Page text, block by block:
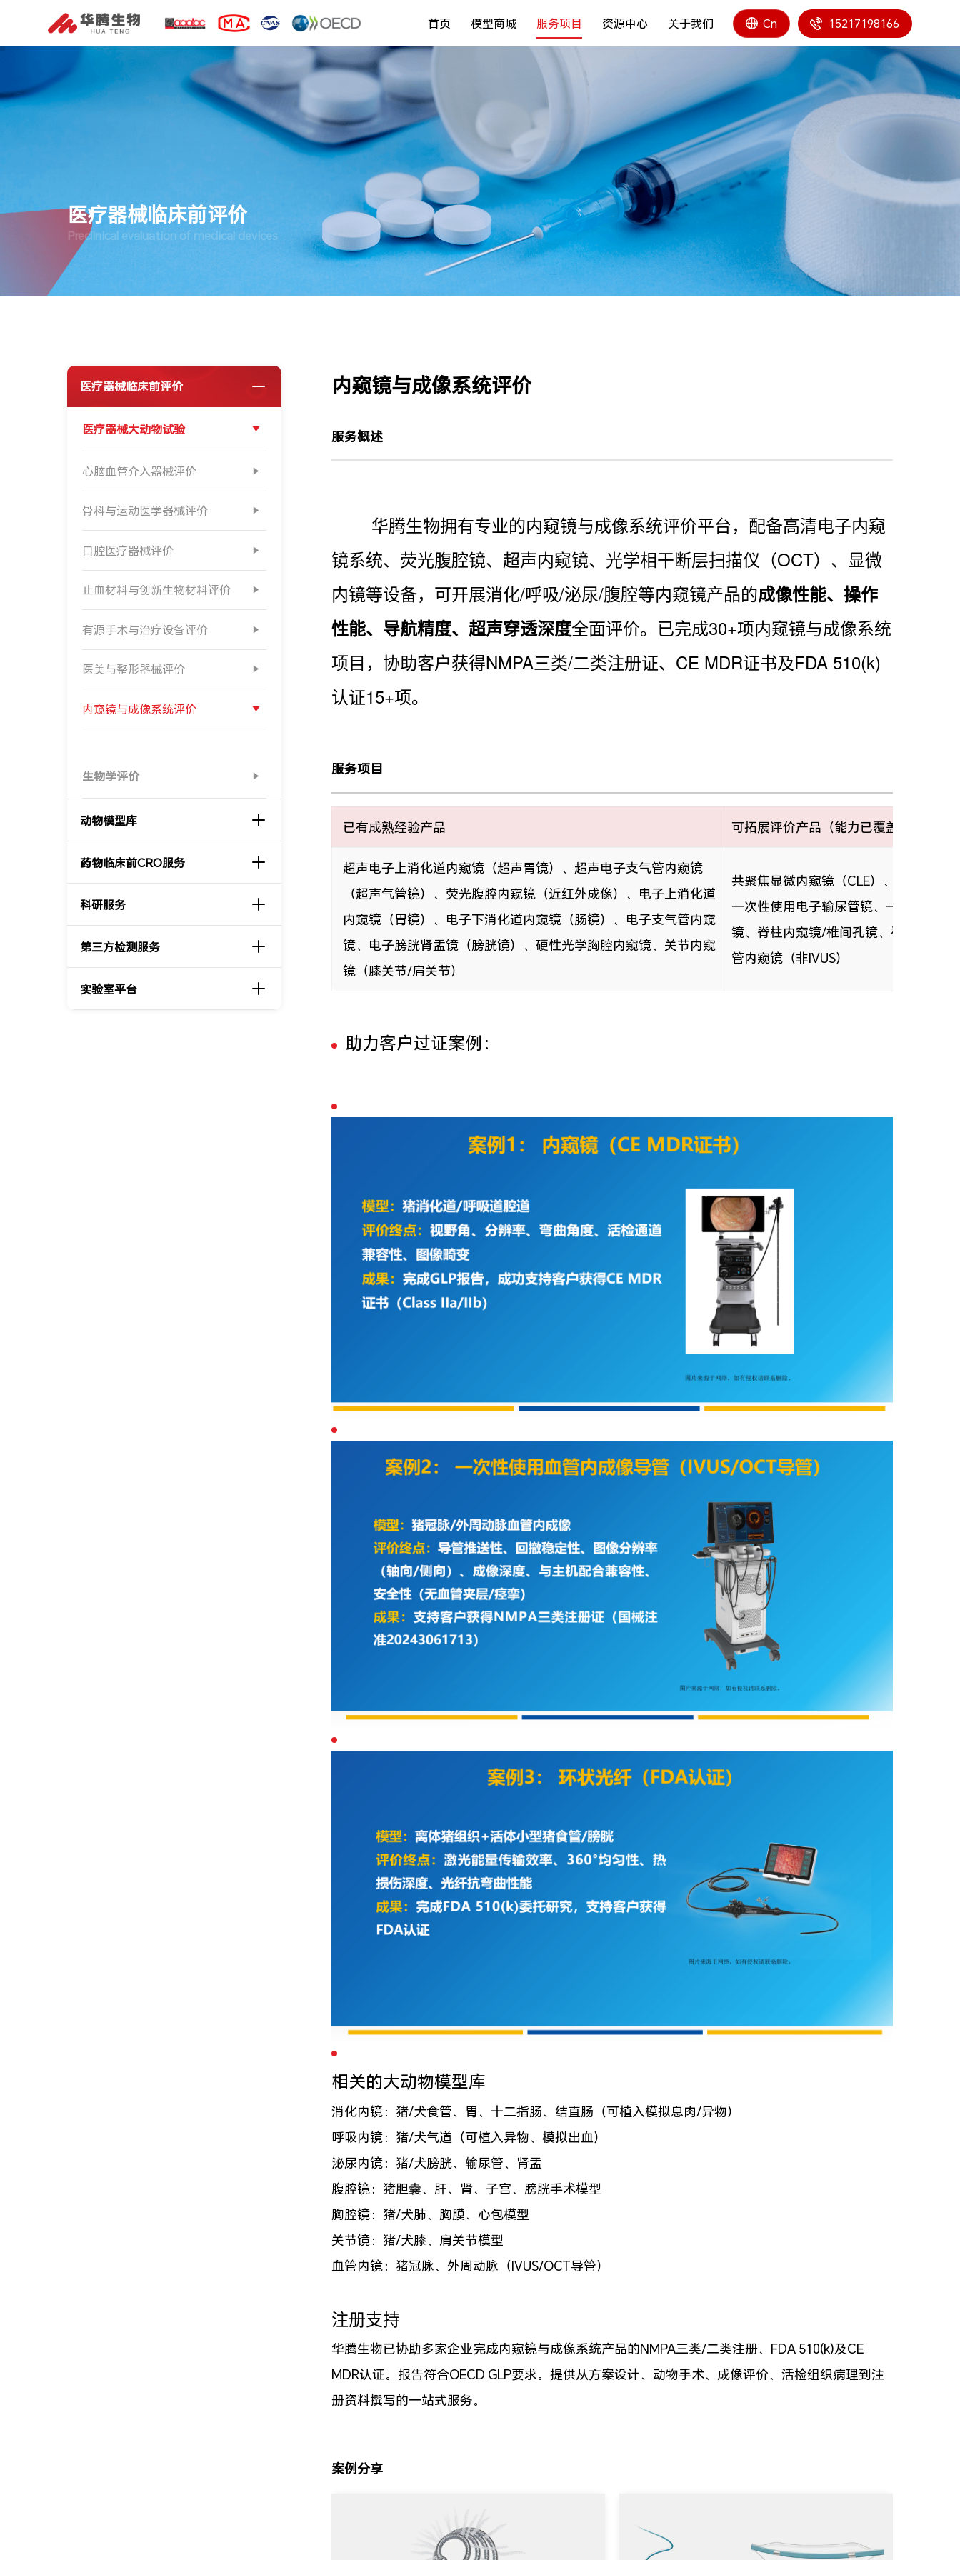
首页 模型商城 服务项目 资源中心 关于我们 Cn 15217198166
医疗器械临床前评价
Preclinical evaluation of medical devices
医疗器械临床前评价
医疗器械大动物试验
心脑血管介入器械评价
骨科与运动医学器械评价
口腔医疗器械评价
止血材料与创新生物材料评价
有源手术与治疗设备评价
医美与整形器械评价
内窥镜与成像系统评价
生物学评价
动物模型库
药物临床前CRO服务
科研服务
第三方检测服务
实验室平台
内窥镜与成像系统评价
服务概述
华腾生物拥有专业的内窥镜与成像系统评价平台，配备高清电子内窥
镜系统、荧光腹腔镜、超声内窥镜、光学相干断层扫描仪（OCT）、显微
内镜等设备，可开展消化/呼吸/泌尿/腹腔等内窥镜产品的成像性能、操作
性能、导航精度、超声穿透深度全面评价。已完成30+项内窥镜与成像系统
项目，协助客户获得NMPA三类/二类注册证、CE MDR证书及FDA 510(k)
认证15+项。
服务项目
已有成熟经验产品 可拓展评价产品（能力已覆盖）
超声电子上消化道内窥镜（超声胃镜）、超声电子支气管内窥镜
（超声气管镜）、荧光腹腔内窥镜（近红外成像）、电子上消化道
内窥镜（胃镜）、电子下消化道内窥镜（肠镜）、电子支气管内窥
镜、电子膀胱肾盂镜（膀胱镜）、硬性光学胸腔内窥镜、关节内窥
镜（膝关节/肩关节）
共聚焦显微内窥镜（CLE）、胶囊内镜
一次性使用电子输尿管镜、一次性使用
镜、脊柱内窥镜/椎间孔镜、神经内窥
管内窥镜（非IVUS）
助力客户过证案例：
相关的大动物模型库
消化内镜：猪/犬食管、胃、十二指肠、结直肠（可植入模拟息肉/异物）
呼吸内镜：猪/犬气道（可植入异物、模拟出血）
泌尿内镜：猪/犬膀胱、输尿管、肾盂
腹腔镜：猪胆囊、肝、肾、子宫、膀胱手术模型
胸腔镜：猪/犬肺、胸膜、心包模型
关节镜：猪/犬膝、肩关节模型
血管内镜：猪冠脉、外周动脉（IVUS/OCT导管）
注册支持
华腾生物已协助多家企业完成内窥镜与成像系统产品的NMPA三类/二类注册、FDA 510(k)及CE
MDR认证。报告符合OECD GLP要求。提供从方案设计、动物手术、成像评价、活检组织病理到注
册资料撰写的一站式服务。
案例分享